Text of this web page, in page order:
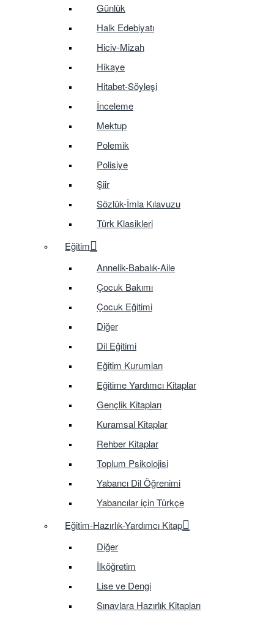
Günlük
Halk Edebiyatı
Hiciv-Mizah
Hikaye
Hitabet-Söyleşi
İnceleme
Mektup
Polemik
Polisiye
Şiir
Sözlük-İmla Kılavuzu
Türk Klasikleri
Eğitim
Annelik-Babalık-Aile
Çocuk Bakımı
Çocuk Eğitimi
Diğer
Dil Eğitimi
Eğitim Kurumları
Eğitime Yardımcı Kitaplar
Gençlik Kitapları
Kuramsal Kitaplar
Rehber Kitaplar
Toplum Psikolojisi
Yabancı Dil Öğrenimi
Yabancılar için Türkçe
Eğitim-Hazırlık-Yardımcı Kitap
Diğer
İlköğretim
Lise ve Dengi
Sınavlara Hazırlık Kitapları